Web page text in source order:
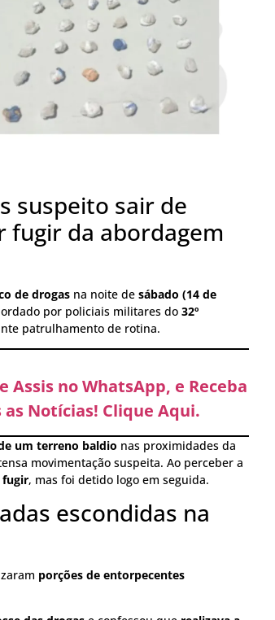
suspeito sair de
da abordagem
de drogas na noite de sábado (14 de
por policiais militares do 32º
patrulhamento de rotina.
Assis no WhatsApp, e Receba
Notícias! Clique Aqui.
um terreno baldio nas proximidades da
movimentação suspeita. Ao perceber a
, mas foi detido logo em seguida.
escondidas na
porções de entorpecentes